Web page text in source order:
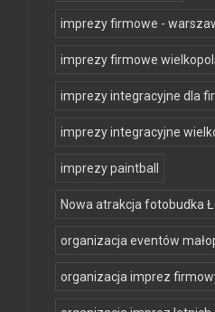
imprezy firmowe -
imprezy firmowe
imprezy integracyjne dla
imprezy integracyjne
imprezy paintball
Nowa atrakcja fotobudka
organizacja eventów
organizacja imprez